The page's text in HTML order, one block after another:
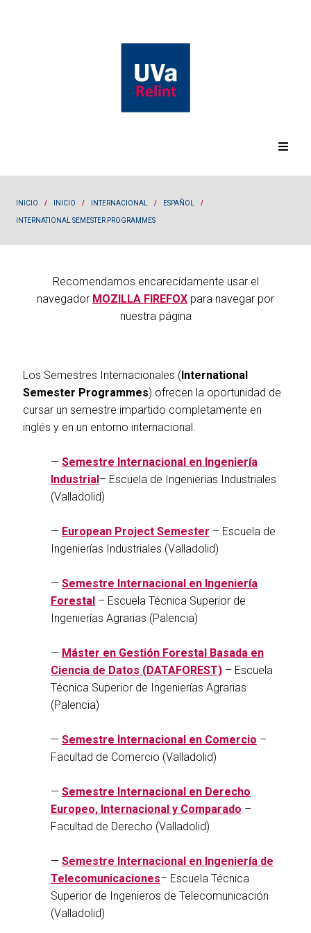
INICIO / INICIO / INTERNACIONAL / ESPAÑOL /
INTERNATIONAL SEMESTER PROGRAMMES
Recomendamos encarecidamente usar el
navegador MOZILLA FIREFOX para navegar por
nuestra página
Los Semestres Internacionales (International
Semester Programmes) ofrecen la oportunidad de
cursar un semestre impartido completamente en
inglés y en un entorno internacional.
— Semestre Internacional en Ingeniería
Industrial– Escuela de Ingenierías Industriales
(Valladolid)
— European Project Semester – Escuela de
Ingenierías Industriales (Valladolid)
— Semestre Internacional en Ingeniería
Forestal– Escuela Técnica Superior de
Ingenierías Agrarias (Palencia)
— Máster en Gestión Forestal Basada en
Ciencia de Datos (DATAFOREST)– Escuela
Técnica Superior de Ingenierías Agrarias
(Palencia)
— Semestre Internacional en Comercio –
Facultad de Comercio (Valladolid)
— Semestre Internacional en Derecho
Europeo, Internacional y Comparado –
Facultad de Derecho (Valladolid)
— Semestre Internacional en Ingeniería de
Telecomunicaciones– Escuela Técnica
Superior de Ingenieros de Telecomunicación
(Valladolid)